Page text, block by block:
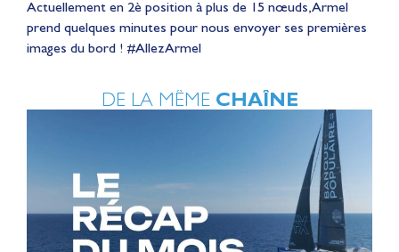
Actuellement en 2è position à plus de 15 nœuds, Armel
prend quelques minutes pour nous envoyer ses premières
images du bord ! ‪#‎AllezArmel‬
DE LA MÊME CHAÎNE